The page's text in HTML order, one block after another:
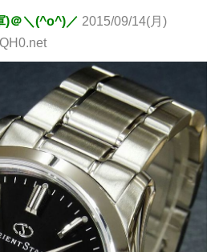
)＠＼(^o^)／ 2015/09/14(月)